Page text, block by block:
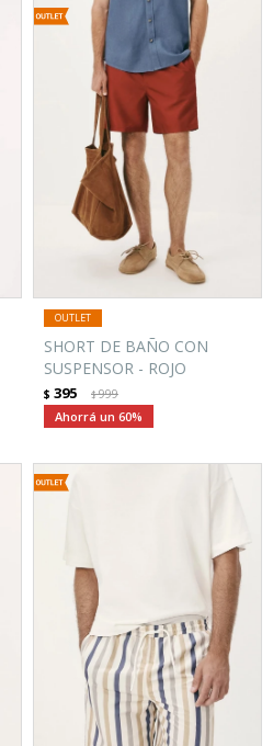
SHORT DE BAÑO CON
SUSPENSOR - ROJO
$ 395 $999
60